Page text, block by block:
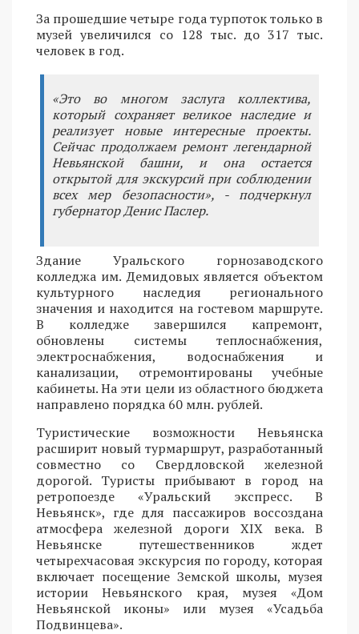
За прошедшие четыре года турпоток только в
музей увеличился со 128 тыс. до 317 тыс.
человек в год.
«Это во многом заслуга коллектива,
который сохраняет великое наследие и
реализует новые интересные проекты.
Сейчас продолжаем ремонт легендарной
Невьянской башни, и она остается
открытой для экскурсий при соблюдении
всех мер безопасности», - подчеркнул
губернатор Денис Паслер.
Здание Уральского горнозаводского
колледжа им. Демидовых является объектом
культурного наследия регионального
значения и находится на гостевом маршруте.
В колледже завершился капремонт,
обновлены системы теплоснабжения,
электроснабжения, водоснабжения и
канализации, отремонтированы учебные
кабинеты. На эти цели из областного бюджета
направлено порядка 60 млн. рублей.
Туристические возможности Невьянска
расширит новый турмаршрут, разработанный
совместно со Свердловской железной
дорогой. Туристы прибывают в город на
ретропоезде «Уральский экспресс. В
Невьянск», где для пассажиров воссоздана
атмосфера железной дороги XIX века. В
Невьянске путешественников ждет
четырехчасовая экскурсия по городу, которая
включает посещение Земской школы, музея
истории Невьянского края, музея «Дом
Невьянской иконы» или музея «Усадьба
Подвинцева».